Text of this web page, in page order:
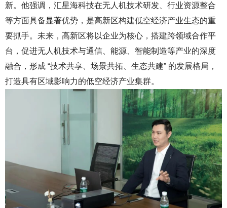
新。 他强调，汇星海科技在无人机技术研发、行业资源整合
等方面具备显著优势，是高新区构建低空经济产业生态的重
要抓手。未来，高新区将以企业为核心，搭建跨领域合作平
台，促进无人机技术与通信、能源、智能制造等产业的深度
融合，形成 “技术共享、场景共拓、生态共建” 的发展格局，
打造具有区域影响力的低空经济产业集群。